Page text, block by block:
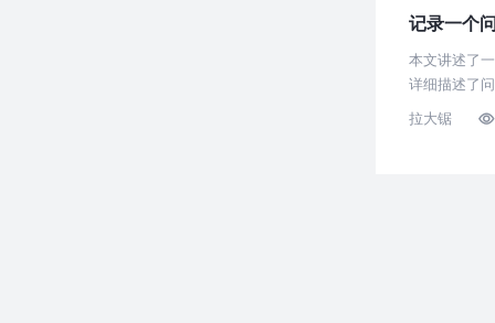
记录一个
本文讲述了
详细描述了
拉大锯